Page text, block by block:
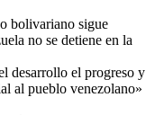
bolivariano sigue
no se detiene en la
desarrollo el progreso y
al pueblo venezolano»